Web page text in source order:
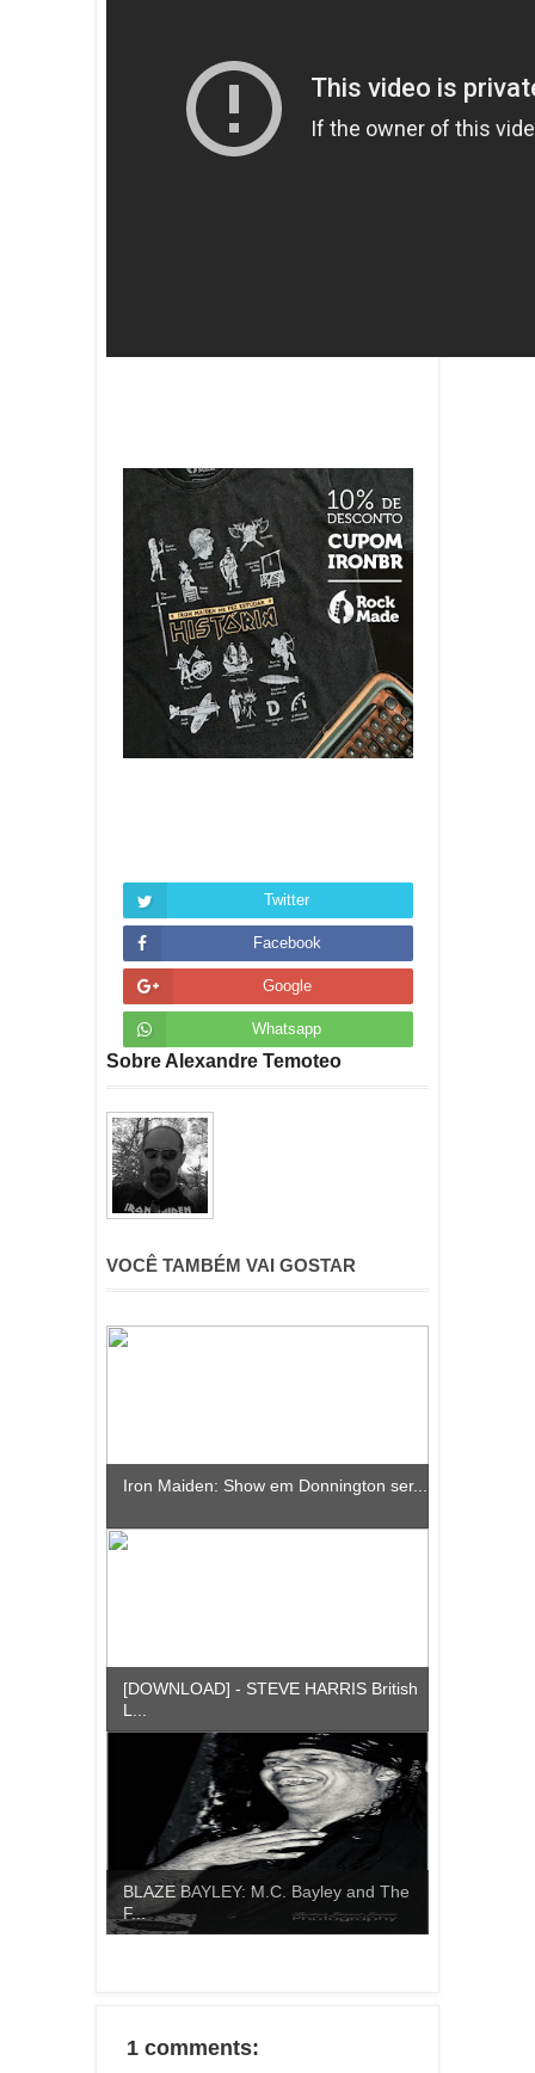
Twitter
Facebook
Google
Whatsapp
Sobre Alexandre Temoteo
VOCÊ TAMBÉM VAI GOSTAR
Iron Maiden: Show em Donnington ser...
[DOWNLOAD] - STEVE HARRIS British
L...
BLAZE BAYLEY: M.C. Bayley and The
F...
1 comments: